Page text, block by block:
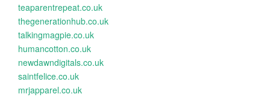
teaparentrepeat.co.uk
thegenerationhub.co.uk
talkingmagpie.co.uk
humancotton.co.uk
newdawndigitals.co.uk
saintfelice.co.uk
mrjapparel.co.uk